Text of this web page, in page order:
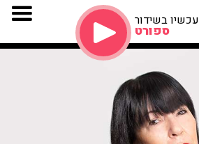
עכשיו בשידור
ספורט